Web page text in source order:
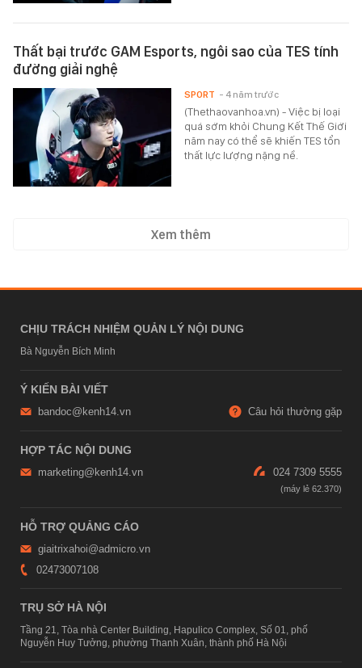
Thất bại trước GAM Esports, ngôi sao của TES tính
đường giải nghệ
(Thethaovanhoa.vn) - Việc bị loại
quá sớm khỏi Chung Kết Thế Giới
năm nay có thể sẽ khiến TES tổn
thất lực lượng nặng nề.
SPORT - 4 năm trước
Xem thêm
CHỊU TRÁCH NHIỆM QUẢN LÝ NỘI DUNG
Bà Nguyễn Bích Minh
Ý KIẾN BÀI VIẾT
bandoc@kenh14.vn Câu hỏi thường gặp
HỢP TÁC NỘI DUNG
marketing@kenh14.vn 024 7309 5555
HỖ TRỢ QUẢNG CÁO
giaitrixahoi@admicro.vn
02473007108
TRỤ SỞ HÀ NỘI
Tầng 21, Tòa nhà Center Building, Hapulico Complex, Số 01, phố
Nguyễn Huy Tưởng, phường Thanh Xuân, thành phố Hà Nội